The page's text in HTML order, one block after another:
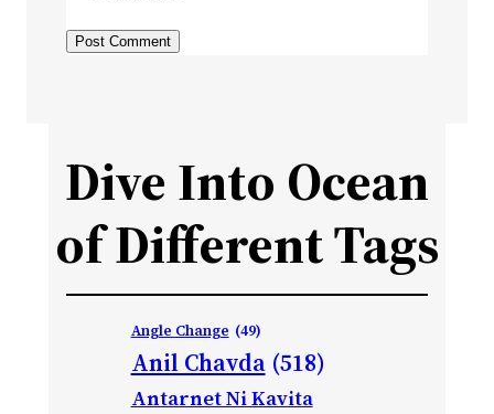
Dive Into Ocean
of Different Tags
Angle Change (49)
Anil Chavda (518)
Antarnet Ni Kavita